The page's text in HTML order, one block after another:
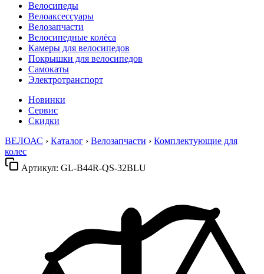
Велосипеды
Велоаксессуары
Велозапчасти
Велосипедные колёса
Камеры для велосипедов
Покрышки для велосипедов
Самокаты
Электротранспорт
Новинки
Сервис
Скидки
ВЕЛОАС › Каталог › Велозапчасти › Комплектующие для
колес
Артикул: GL-B44R-QS-32BLU